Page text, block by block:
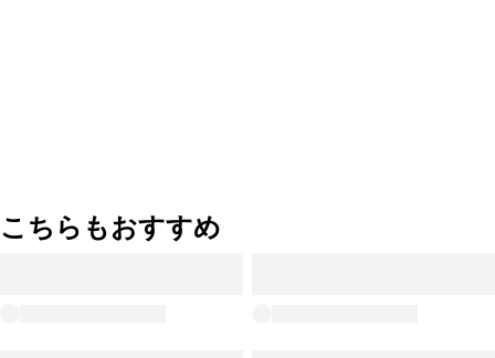
こちらもおすすめ